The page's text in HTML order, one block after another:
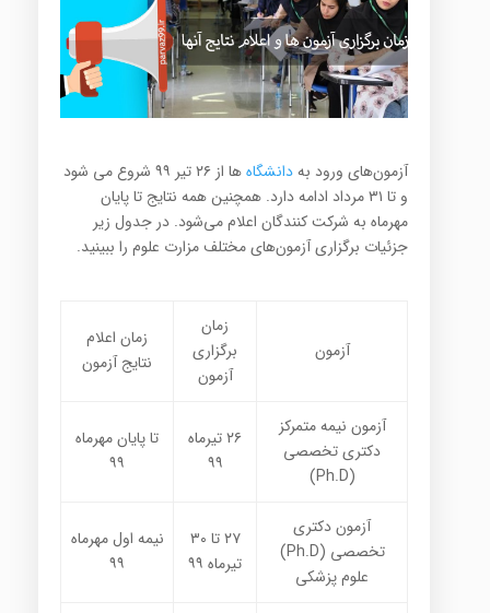
آزمون‌های ورود بهدانشگاه
ها از ۲۶ تیر ۹۹ شروع می شود
و تا ۳۱ مرداد ادامه دارد. همچنین همه نتایج تا پایان
مهرماه به شرکت کنندگان اعلام می‌شود. در جدول زیر
جزئیات برگزاری آزمون‌های مختلف مزارت علوم را ببینید.
آزمون
زمان
برگزاری
آزمون
زمان اعلام
نتایج آزمون
آزمون نیمه متمرکز
دکتری تخصصی
(Ph.D)
۲۶ تیرماه
۹۹
تا پایان مهرماه
۹۹
آزمون دکتری
تخصصی (Ph.D)
علوم پزشکی
۲۷ تا ۳۰
تیرماه ۹۹
نیمه اول مهرماه
۹۹